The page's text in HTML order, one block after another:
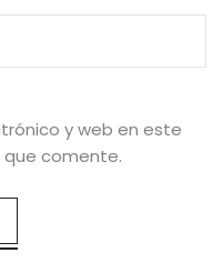
y web en este
que comente.